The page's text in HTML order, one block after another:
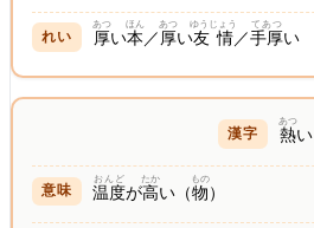
厚
あつ
い本
ほん
／ 厚
あつ
い友情
ゆうじょう
／手厚
てあつ
い
熱
あつ
い
温度
おんど
が高
たか
い（物
もの
）